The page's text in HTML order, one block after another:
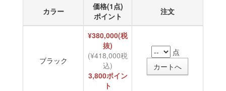
カラー
価格(1点)
ポイント
注文
ブラック
¥380,000(税
抜)
(¥418,000税
込)
3,800ポイン
ト
点